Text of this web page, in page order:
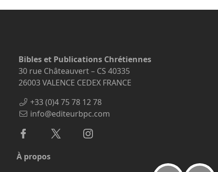
Bibles et Publications Chrétiennes
30 rue Châteauvert – CS 40335
26003 VALENCE CEDEX FRANCE
+33 (0)4 75 78 12 78
info@editeurbpc.com
À propos